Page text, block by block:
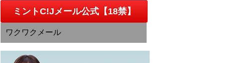
ミントC!Jメール公式【18禁】
ワクワクメール